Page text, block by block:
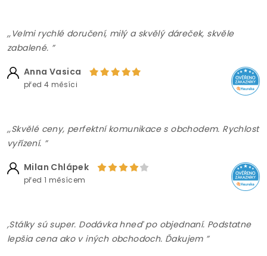
,,Velmi rychlé doručení, milý a skvělý dáreček, skvěle
zabalené. ”
Anna Vasica
před 4 měsíci
,,Skvělé ceny, perfektní komunikace s obchodem. Rychlost
vyřízení. ”
Milan Chlápek
před 1 měsícem
,Stálky sú super. Dodávka hneď po objednaní. Podstatne
lepšia cena ako v iných obchodoch. Ďakujem ”